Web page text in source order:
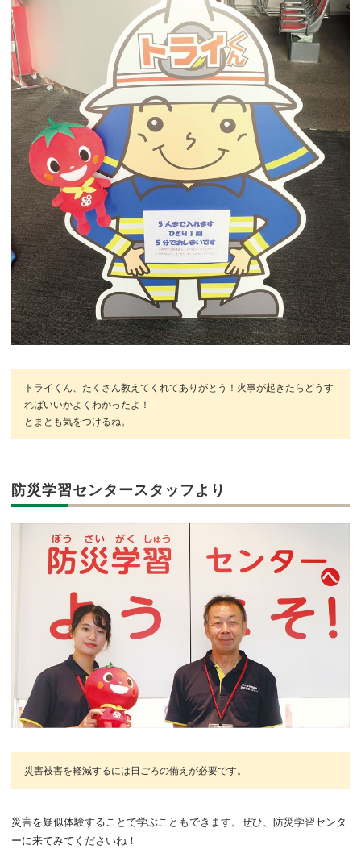
トライくん、たくさん教えてくれてありがとう！火事が起きたらどうす
ればいいかよくわかったよ！
とまとも気をつけるね。
防災学習センタースタッフより
災害被害を軽減するには日ごろの備えが必要です。
災害を疑似体験することで学ぶこともできます。ぜひ、防災学習センタ
ーに来てみてくださいね！